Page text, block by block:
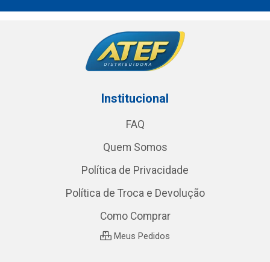
Institucional
FAQ
Quem Somos
Política de Privacidade
Política de Troca e Devolução
Como Comprar
Meus Pedidos